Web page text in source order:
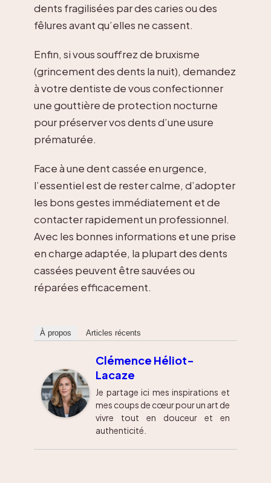
dents fragilisées par des caries ou des
fêlures avant qu’elles ne cassent.
Enfin, si vous souffrez de bruxisme
(grincement des dents la nuit), demandez
à votre dentiste de vous confectionner
une gouttière de protection nocturne
pour préserver vos dents d’une usure
prématurée.
Face à une dent cassée en urgence,
l’essentiel est de rester calme, d’adopter
les bons gestes immédiatement et de
contacter rapidement un professionnel.
Avec les bonnes informations et une prise
en charge adaptée, la plupart des dents
cassées peuvent être sauvées ou
réparées efficacement.
À propos Articles récents
Clémence Héliot-
Lacaze
Je partage ici mes inspirations et
mes coups de cœur pour un art de
vivre tout en douceur et en
authenticité.